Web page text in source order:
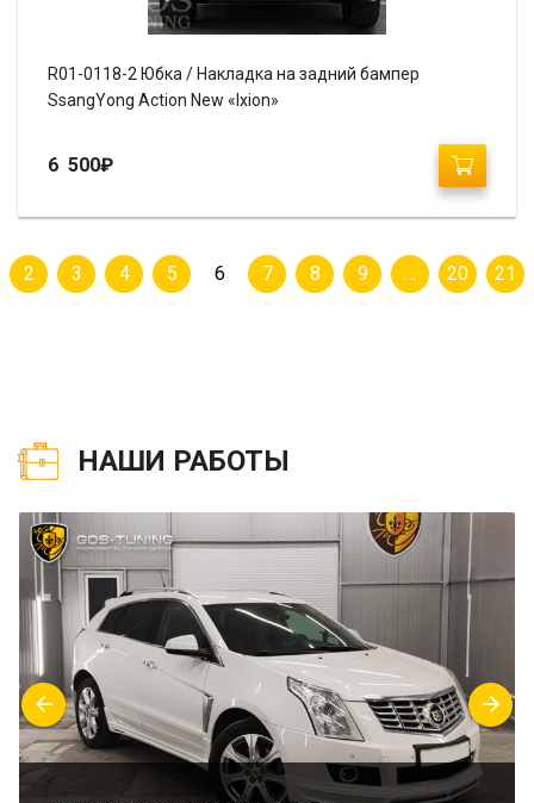
R01-0118-2 Юбка / Накладка на задний бампер
SsangYong Action New «Ixion»
6 500₽
2 3 4 5 6 7 8 9 … 20 21
НАШИ РАБОТЫ